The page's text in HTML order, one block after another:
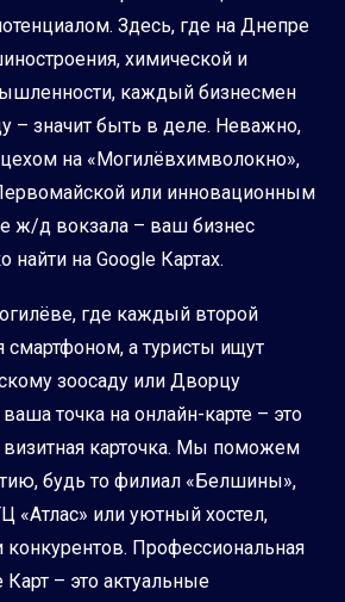
Здесь, где на Днепре
химической и
каждый бизнесмен
– значит быть в деле. Неважно,
на «Могилёвхимволокно»,
или инновационным
ж/д вокзала – ваш бизнес
на Google Картах.
где каждый второй
смартфоном, а туристы ищут
зоосаду или Дворцу
точка на онлайн-карте – это
визитная карточка. Мы поможем
будь то филиал «Белшины»,
«Атлас» или уютный хостел,
Профессиональная
– это актуальные